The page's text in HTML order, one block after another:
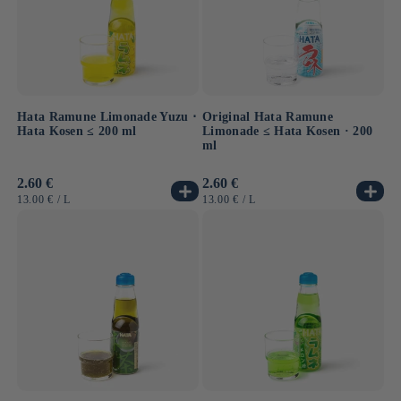
unverzichtbaren Bestandteil von Animes, Dramen und
kulturellen Veranstaltungen.
Hata Ramune Limonade Yuzu ⋅
Hata Kosen ≤ 200 ml
Normaler
Preis
2.60 €
GRUNDPREIS
13.00 € / PRO
L
Original Hata Ramune
Limonade ≤ Hata Kosen · 200
ml
Normaler
Preis
2.60 €
GRUNDPREIS
13.00 € / PRO
L